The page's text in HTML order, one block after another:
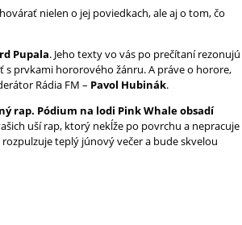
nielen o jej poviedkach, ale aj o tom, čo
Pupala. Jeho texty vo vás po prečítaní rezonujú
s prvkami hororového žánru. A práve o horore,
Rádia FM – Pavol Hubinák.
rap. Pódium na lodi Pink Whale obsadí
uší rap, ktorý nekĺže po povrchu a nepracuje
teplý júnový večer a bude skvelou